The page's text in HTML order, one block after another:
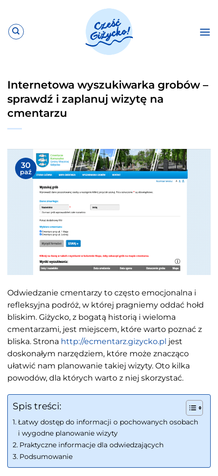
zawartości
Internetowa wyszukiwarka grobów –
sprawdź i zaplanuj wizytę na
cmentarzu
30
paź
Odwiedzanie cmentarzy to często emocjonalna i
refleksyjna podróż, w której pragniemy oddać hołd
bliskim. Giżycko, z bogatą historią i wieloma
cmentarzami, jest miejscem, które warto poznać z
bliska. Strona http://ecmentarz.gizycko.pl jest
doskonałym narzędziem, które może znacząco
ułatwić nam planowanie takiej wizyty. Oto kilka
powodów, dla których warto z niej skorzystać.
Spis treści:
Łatwy dostęp do informacji o pochowanych osobach
i wygodne planowanie wizyty
Praktyczne informacje dla odwiedzających
Podsumowanie